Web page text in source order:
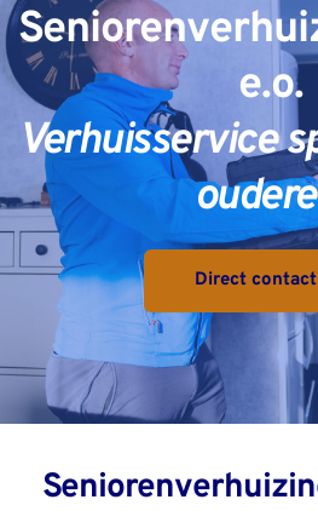
e.o.
Verhuisservice
Direct contact